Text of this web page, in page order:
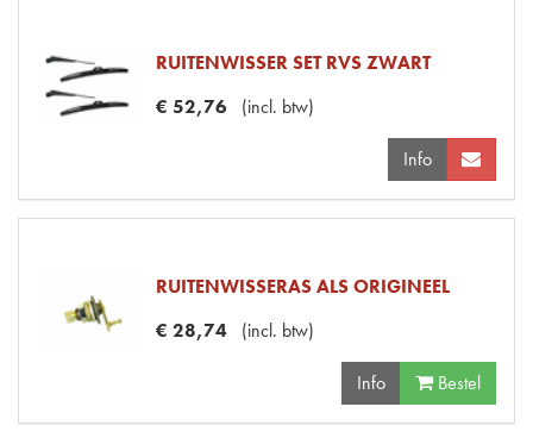
RUITENWISSER SET RVS ZWART
€ 52,76 (incl. btw)
Info
RUITENWISSERAS ALS ORIGINEEL
€ 28,74 (incl. btw)
Info Bestel